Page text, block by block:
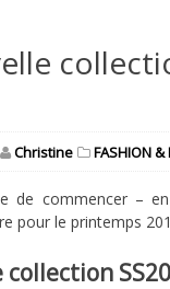
Christine FASHION
de commencer –
pour le printemps